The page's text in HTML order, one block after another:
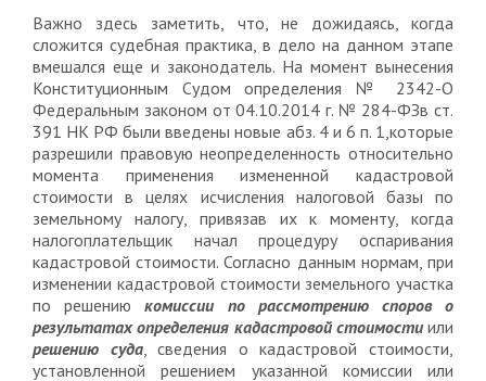
Важно здесь заметить, что, не дожидаясь, когда
сложится судебная практика, в дело на данном этапе
вмешался еще и законодатель. На момент вынесения
Конституционным Судом определения № 2342-О
Федеральным законом от 04.10.2014 г. № 284-ФЗв ст.
391 НК РФ были введены новые абз. 4 и 6 п. 1,которые
разрешили правовую неопределенность относительно
момента применения измененной кадастровой
стоимости в целях исчисления налоговой базы по
земельному налогу, привязав их к моменту, когда
налогоплательщик начал процедуру оспаривания
кадастровой стоимости. Согласно данным нормам, при
изменении кадастровой стоимости земельного участка
по решениюкомиссии по рассмотрению споров о
результатах определения кадастровой стоимостиили
решению суда, сведения о кадастровой стоимости,
установленной решением указанной комиссии или